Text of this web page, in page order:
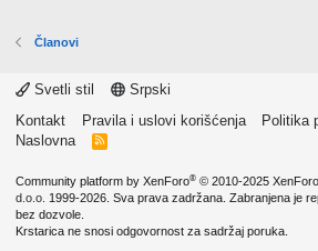
Članovi
Svetli stil
Srpski
Kontakt
Pravila i uslovi korišćenja Politika
Naslovna
R
Community platform by XenForo® © 2010-2025 XenForo
d.o.o. 1999-2026. Sva prava zadržana. Zabranjena je
bez dozvole.
Krstarica ne snosi odgovornost za sadržaj poruka.